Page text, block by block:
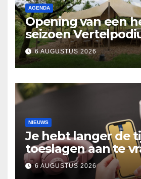
AGENDA
Opening van een
seizoen
Lopende Vuur’.
verhalen in
Hooidonk
6 AUGUSTUS 2026
NIEUWS
Je hebt langer de
toeslagen aan te
2025
6 AUGUSTUS 2026